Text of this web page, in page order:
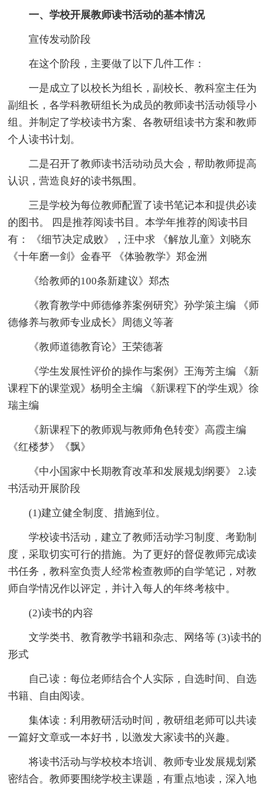
一、学校开展教师读书活动的基本情况
宣传发动阶段
在这个阶段，主要做了以下几件工作：
一是成立了以校长为组长，副校长、教科室主任为
副组长，各学科教研组长为成员的教师读书活动领导小
组。并制定了学校读书方案、各教研组读书方案和教师
个人读书计划。
二是召开了教师读书活动动员大会，帮助教师提高
认识，营造良好的读书氛围。
三是学校为每位教师配置了读书笔记本和提供必读
的图书。 四是推荐阅读书目。本学年推荐的阅读书目
有： 《细节决定成败》，汪中求 《解放儿童》刘晓东
《十年磨一剑》金春平 《体验教学》郑金洲
《给教师的100条新建议》郑杰
《教育教学中师德修养案例研究》孙学策主编 《师
德修养与教师专业成长》周德义等著
《教师道德教育论》王荣德著
《学生发展性评价的操作与案例》王海芳主编 《新
课程下的课堂观》杨明全主编 《新课程下的学生观》徐
瑞主编
《新课程下的教师观与教师角色转变》高霞主编
《红楼梦》《飘》
《中小国家中长期教育改革和发展规划纲要》 2.读
书活动开展阶段
(1)建立健全制度、措施到位。
学校读书活动，建立了教师活动学习制度、考勤制
度，采取切实可行的措施。为了更好的督促教师完成读
书任务，教科室负责人经常检查教师的自学笔记，对教
师自学情况作以评定，并计入每人的年终考核中。
(2)读书的内容
文学类书、教育教学书籍和杂志、网络等 (3)读书的
形式
自己读：每位老师结合个人实际，自选时间、自选
书籍、自由阅读。
集体读：利用教研活动时间，教研组老师可以共读
一篇好文章或一本好书，以激发大家读书的兴趣。
将读书活动与学校校本培训、教师专业发展规划紧
密结合。教师要围绕学校主课题，有重点地读，深入地